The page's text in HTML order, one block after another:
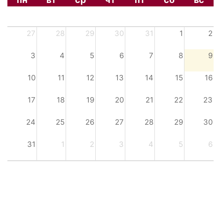
27 28 29 30 31 1 2
3 4 5 6 7 8 9
10 11 12 13 14 15 16
17 18 19 20 21 22 23
24 25 26 27 28 29 30
31 1 2 3 4 5 6